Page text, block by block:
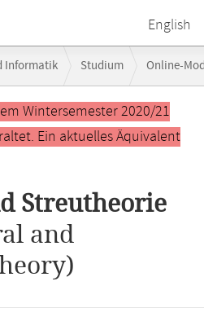
English
Informatik Studium Online-
Wintersemester 2020/21
Ein aktuelles Äquivalent
Streutheorie
and